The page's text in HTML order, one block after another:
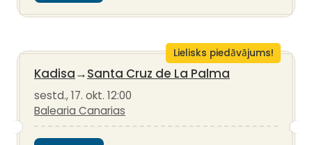
Lielisks piedāvājums!
Kadisa→Santa Cruz de La Palma
sestd., 17. okt. 12:00
Balearia Canarias